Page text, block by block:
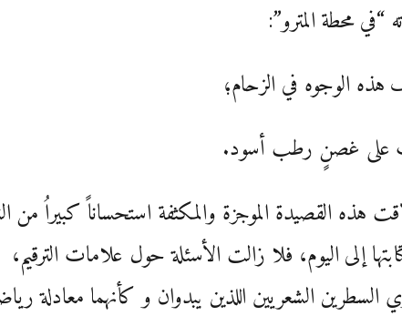
“في محطة المترو”:
هذه الوجوه في الزحام؛
على غصنٍ رطب أسود.
هذه القصيدة الموجزة والمكثفة استحساناً كبيراُ من
إلى اليوم، فلا زالت الأسئلة حول علامات الترقيم،
السطرين الشعريين اللذين يبدوان و كأنهما معادلة